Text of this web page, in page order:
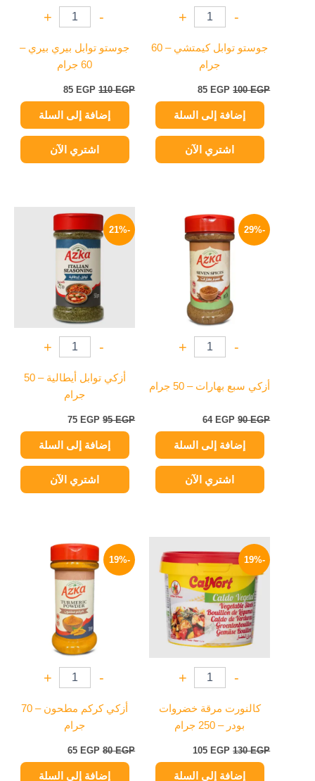
-
+
جوستو توابل كيمتشي – 60
جرام
100EGP
85 EGP
إضافة إلى السلة
اشتري الآن
-
+
جوستو توابل بيري بيري –
60 جرام
110EGP
85 EGP
إضافة إلى السلة
اشتري الآن
-29%
-
+
أزكي سبع بهارات – 50 جرام
90EGP
السعر
الأصلي
هو:
90 EGP.
64 EGP
السعر
الحالي
هو:
64 EGP.
إضافة إلى السلة
اشتري الآن
-21%
-
+
أزكي توابل أيطالية – 50
جرام
95EGP
السعر
هو:
95 EGP.
75 EGP
السعر
هو:
75 EGP.
إضافة إلى السلة
اشتري الآن
-19%
-
+
كالنورت مرقة خضروات
بودر – 250 جرام
130EGP
الأصلي
هو:
130 EGP.
105 EGP
الحالي
هو:
105 EGP.
إضافة إلى السلة
-19%
-
+
أزكي كركم مطحون – 70
جرام
80EGP
السعر
الأصلي
هو:
80 EGP.
65 EGP
السعر
هو:
65 EGP.
إضافة إلى السلة